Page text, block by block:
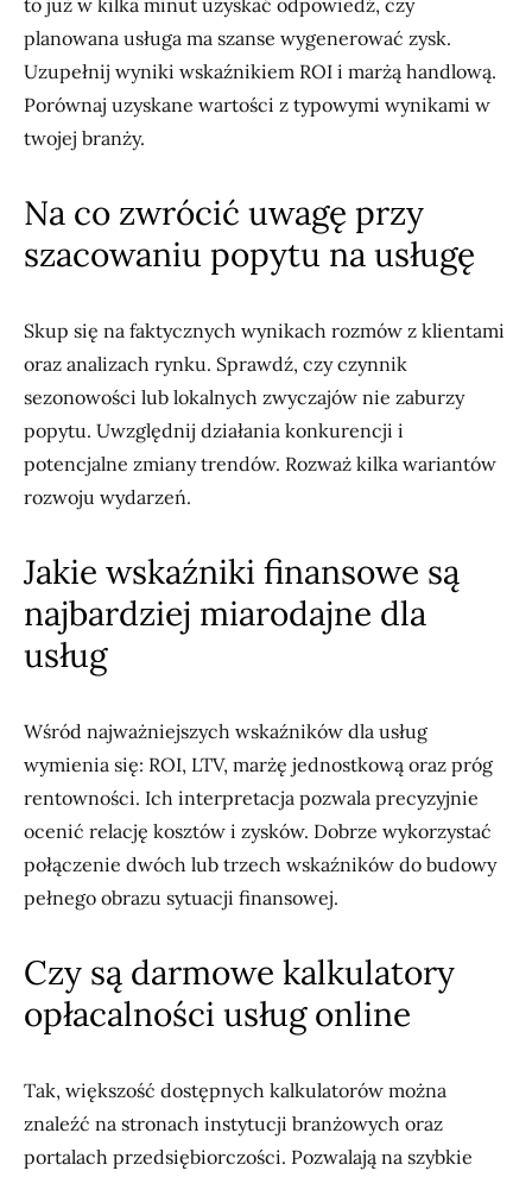
to już w kilka minut uzyskać odpowiedź, czy
planowana usługa ma szanse wygenerować zysk.
Uzupełnij wyniki wskaźnikiem ROI i marżą handlową.
Porównaj uzyskane wartości z typowymi wynikami w
twojej branży.
Na co zwrócić uwagę przy
szacowaniu popytu na usługę
Skup się na faktycznych wynikach rozmów z klientami
oraz analizach rynku. Sprawdź, czy czynnik
sezonowości lub lokalnych zwyczajów nie zaburzy
popytu. Uwzględnij działania konkurencji i
potencjalne zmiany trendów. Rozważ kilka wariantów
rozwoju wydarzeń.
Jakie wskaźniki finansowe są
najbardziej miarodajne dla
usług
Wśród najważniejszych wskaźników dla usług
wymienia się: ROI, LTV, marżę jednostkową oraz próg
rentowności. Ich interpretacja pozwala precyzyjnie
ocenić relację kosztów i zysków. Dobrze wykorzystać
połączenie dwóch lub trzech wskaźników do budowy
pełnego obrazu sytuacji finansowej.
Czy są darmowe kalkulatory
opłacalności usług online
Tak, większość dostępnych kalkulatorów można
znaleźć na stronach instytucji branżowych oraz
portalach przedsiębiorczości. Pozwalają na szybkie